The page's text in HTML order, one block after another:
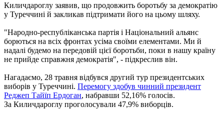
Киличдароглу заявив, що продовжить боротьбу за демократію
у Туреччині й закликав підтримати його на цьому шляху.
"Народно-республіканська партія і Національний альянс
борються на всіх фронтах усіма своїми елементами. Ми й
надалі будемо на передовій цієї боротьби, поки в нашу країну
не прийде справжня демократія", - підкреслив він.
Нагадаємо, 28 травня відбувся другий тур президентських
виборів у Туреччині. Перемогу здобув чинний президент
Реджеп Тайїп Ердоган, набравши 52,16% голосів.
За Киличдароглу проголосували 47,9% виборців.